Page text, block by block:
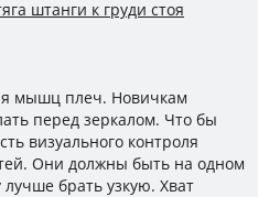
штанги к груди стоя
мышц плеч. Новичкам
перед зеркалом. Что бы
визуального контроля
Они должны быть на одном
брать узкую. Хват